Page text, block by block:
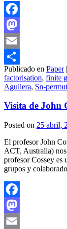
Facebook
Mastodon
Email
Compartir
Publicado en Paper |
factorisation, finite
Aguilera, Sn-
Visita de John
Posted on 25 abril,
El profesor John
ACT, Australia)
profesor Cossey es
grupos y
Facebook
Mastodon